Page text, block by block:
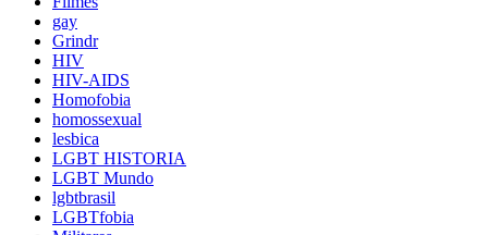
gay
Grindr
HIV
HIV-AIDS
Homofobia
homossexual
lesbica
LGBT HISTORIA
LGBT Mundo
lgbtbrasil
LGBTfobia